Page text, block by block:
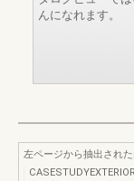
んになれます。
左ページから抽出され